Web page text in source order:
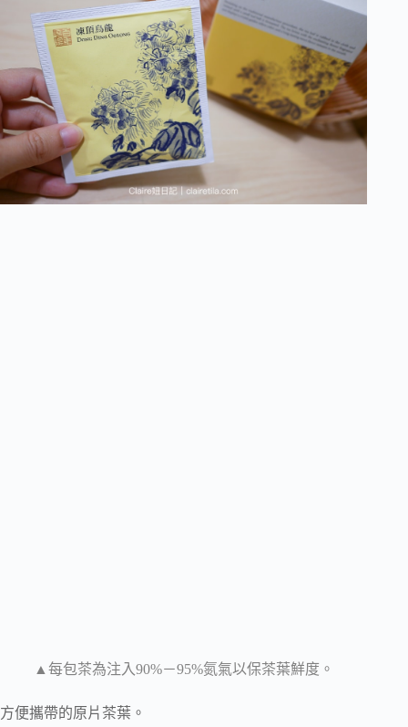
▲每包茶為注入90%－95%氮氣以保茶葉鮮度。
方便攜帶的原片茶葉。